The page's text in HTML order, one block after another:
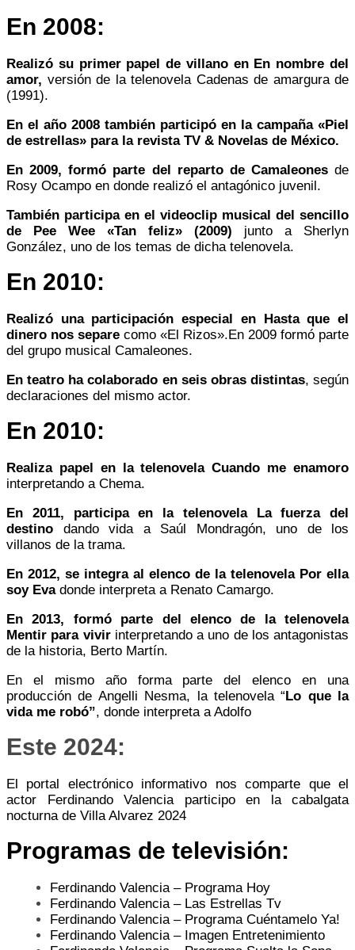
En 2008:
Realizó su primer papel de villano en En nombre del
amor, versión de la telenovela Cadenas de amargura de
(1991).
En el año 2008 también participó en la campaña «Piel
de estrellas» para la revista TV & Novelas de México.
En 2009, formó parte del reparto de Camaleones de
Rosy Ocampo en donde realizó el antagónico juvenil.
También participa en el videoclip musical del sencillo
de Pee Wee «Tan feliz» (2009) junto a Sherlyn
González, uno de los temas de dicha telenovela.
En 2010:
Realizó una participación especial en Hasta que el
dinero nos separe como «El Rizos».​En 2009 formó parte
del grupo musical Camaleones.​
En teatro ha colaborado en seis obras distintas, según
declaraciones del mismo actor.
En 2010:
Realiza papel en la telenovela Cuando me enamoro
interpretando a Chema.
En 2011, participa en la telenovela La fuerza del
destino dando vida a Saúl Mondragón, uno de los
villanos de la trama.
En 2012, se integra al elenco de la telenovela Por ella
soy Evadonde interpreta a Renato Camargo.
En 2013, formó parte del elenco de la telenovela
Mentir para vivir interpretando a uno de los antagonistas
de la historia, Berto Martín.
En el mismo año forma parte del elenco en una
producción de Angelli Nesma, la telenovela “Lo que la
vida me robó”, donde interpreta a Adolfo
Este 2024:
El portal electrónico informativo nos comparte que el
actor Ferdinando Valencia participo en la cabalgata
nocturna de Villa Alvarez 2024
Programas de televisión:
Ferdinando Valencia – Programa Hoy
Ferdinando Valencia – Las Estrellas Tv
Ferdinando Valencia – Programa Cuéntamelo Ya!
Ferdinando Valencia – Imagen Entretenimiento